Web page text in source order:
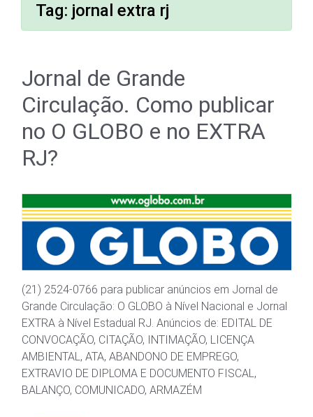
Tag: jornal extra rj
Jornal de Grande
Circulação. Como publicar
no O GLOBO e no EXTRA
RJ?
(21) 2524-0766 para publicar anúncios em Jornal de
Grande Circulação: O GLOBO à Nível Nacional e Jornal
EXTRA à Nível Estadual RJ. Anúncios de: EDITAL DE
CONVOCAÇÃO, CITAÇÃO, INTIMAÇÃO, LICENÇA
AMBIENTAL, ATA, ABANDONO DE EMPREGO,
EXTRAVIO DE DIPLOMA E DOCUMENTO FISCAL,
BALANÇO, COMUNICADO, ARMAZÉM